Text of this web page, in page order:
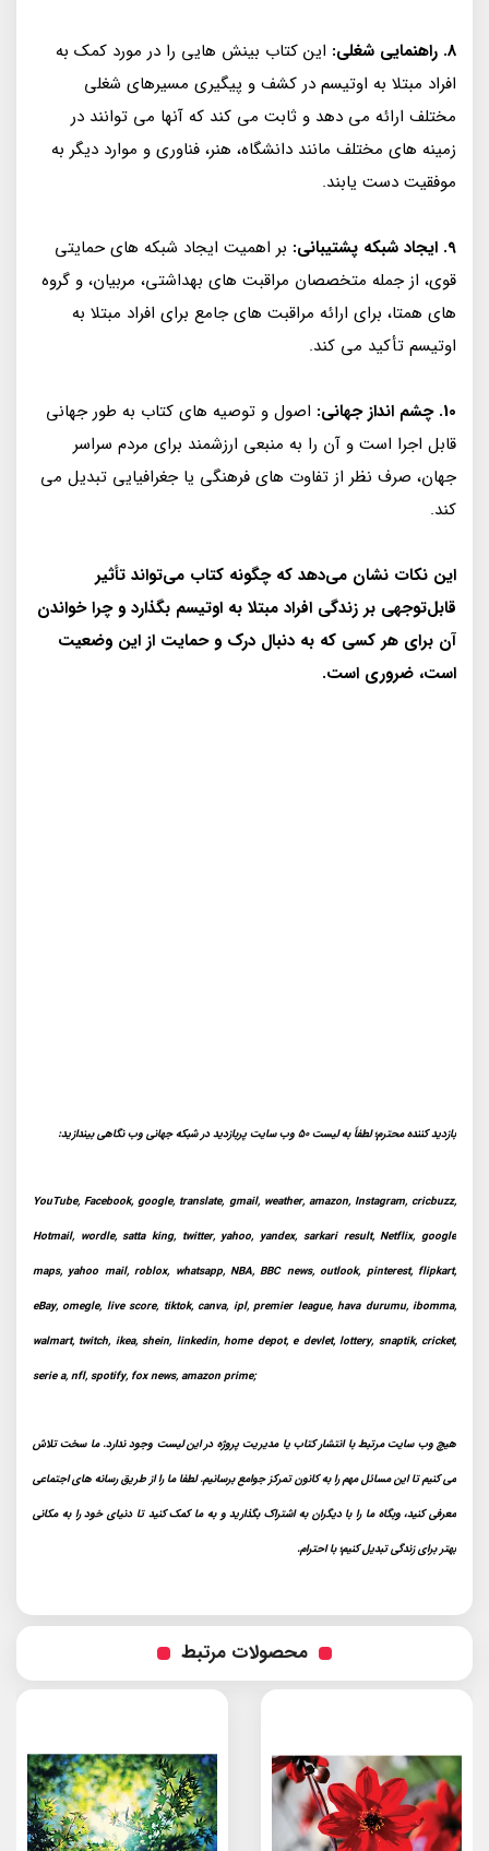
8. راهنمایی شغلی:
این کتاب بینش هایی را در مورد کمک به
افراد مبتلا به اوتیسم در کشف و پیگیری مسیرهای شغلی
مختلف ارائه می دهد و ثابت می کند که آنها می توانند در
زمینه های مختلف مانند دانشگاه، هنر، فناوری و موارد دیگر به
موفقیت دست یابند.
9. ایجاد شبکه پشتیبانی:
بر اهمیت ایجاد شبکه های حمایتی
قوی، از جمله متخصصان مراقبت های بهداشتی، مربیان، و گروه
های همتا، برای ارائه مراقبت های جامع برای افراد مبتلا به
اوتیسم تأکید می کند.
10. چشم انداز جهانی:
اصول و توصیه های کتاب به طور جهانی
قابل اجرا است و آن را به منبعی ارزشمند برای مردم سراسر
جهان، صرف نظر از تفاوت های فرهنگی یا جغرافیایی تبدیل می
کند.
این نکات نشان می‌دهد که چگونه کتاب می‌تواند تأثیر
قابل‌توجهی بر زندگی افراد مبتلا به اوتیسم بگذارد و چرا خواندن
آن برای هر کسی که به دنبال درک و حمایت از این وضعیت
است، ضروری است.
بازدید کننده محترم؛ لطفاً به لیست 50 وب سایت پربازدید در شبکه جهانی وب نگاهی بیندازید:
YouTube, Facebook, google, translate, gmail, weather, amazon, Instagram, cricbuzz,
Hotmail, wordle, satta king, twitter, yahoo, yandex, sarkari result, Netflix, google
maps, yahoo mail, roblox, whatsapp, NBA, BBC news, outlook, pinterest, flipkart,
eBay, omegle, live score, tiktok, canva, ipl, premier league, hava durumu, ibomma,
walmart, twitch, ikea, shein, linkedin, home depot, e devlet, lottery, snaptik, cricket,
serie a, nfl, spotify, fox news, amazon prime;
هیچ وب سایت مرتبط با انتشار کتاب یا مدیریت پروژه در این لیست وجود ندارد. ما سخت تلاش
می کنیم تا این مسائل مهم را به کانون تمرکز جوامع برسانیم. لطفا ما را از طریق رسانه های اجتماعی
معرفی کنید، وبگاه ما را با دیگران به اشتراک بگذارید و به ما کمک کنید تا دنیای خود را به مکانی
بهتر برای زندگی تبدیل کنیم؛ با احترام.
محصولات مرتبط